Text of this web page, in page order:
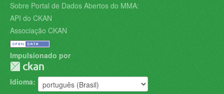
Sobre Portal de Dados Abertos do MMA:
API do CKAN
Associação CKAN
Impulsionado por
Idioma